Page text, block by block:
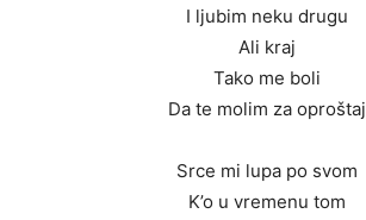
I ljubim neku drugu
Ali kraj
Tako me boli
Da te molim za oproštaj
Srce mi lupa po svom
K’o u vremenu tom